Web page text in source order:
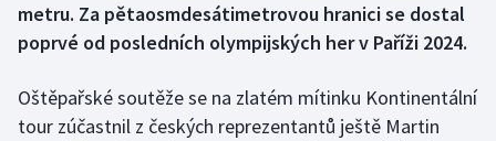
Box
Dostihy
metru. Za pětaosmdesátimetrovou hranici se dostal
poprvé od posledních olympijských her v Paříži 2024.
Oštěpařské soutěže se na zlatém mítinku Kontinentální
tour zúčastnil z českých reprezentantů ještě Martin